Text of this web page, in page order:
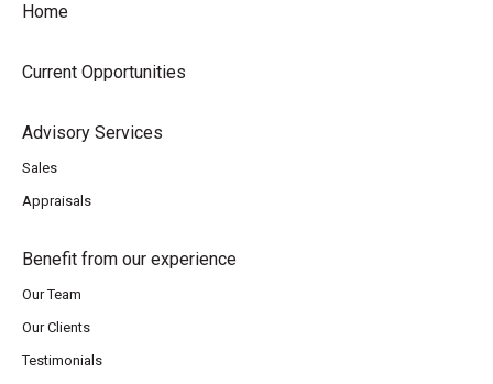
Home
Current Opportunities
Advisory Services
Sales
Appraisals
Benefit from our experience
Our Team
Our Clients
Testimonials